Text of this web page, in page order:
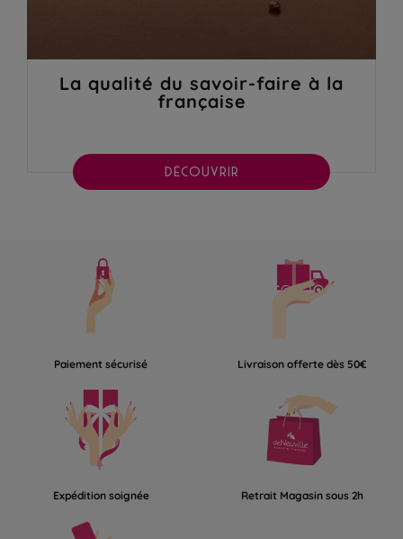
La qualité du savoir-faire à la
française
DÉCOUVRIR
Paiement sécurisé Livraison offerte dès 50€
Expédition soignée Retrait Magasin sous 2h